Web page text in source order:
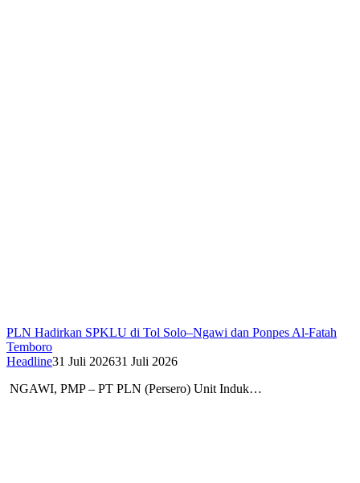
PLN Hadirkan SPKLU di Tol Solo–Ngawi dan Ponpes Al-Fatah
Temboro
Headline31 Juli 202631 Juli 2026
NGAWI, PMP – PT PLN (Persero) Unit Induk…